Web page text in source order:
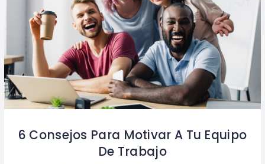
6 Consejos Para Motivar A Tu Equipo
De Trabajo